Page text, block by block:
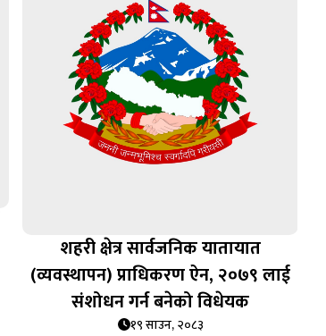
शहरी क्षेत्र सार्वजनिक यातायात
(व्यवस्थापन) प्राधिकरण ऐन, २०७९ लाई
संशोधन गर्न बनेको विधेयक
१९ साउन, २०८३